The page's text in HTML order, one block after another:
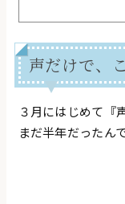
声だけで、
３月にはじめて『
まだ半年だったん